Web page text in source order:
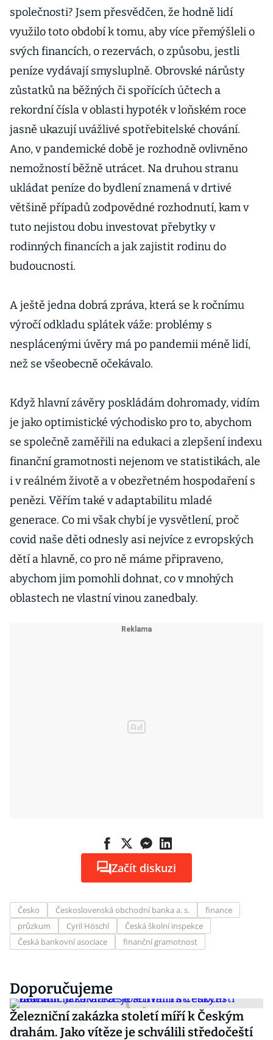
společnosti? Jsem přesvědčen, že hodně lidí
využilo toto období k tomu, aby více přemýšleli o
svých financích, o rezervách, o způsobu, jestli
peníze vydávají smysluplně. Obrovské nárůsty
zůstatků na běžných či spořících účtech a
rekordní čísla v oblasti hypoték v loňském roce
jasně ukazují uvážlivé spotřebitelské chování.
Ano, v pandemické době je rozhodně ovlivněno
nemožností běžně utrácet. Na druhou stranu
ukládat peníze do bydlení znamená v drtivé
většině případů zodpovědné rozhodnutí, kam v
tuto nejistou dobu investovat přebytky v
rodinných financích a jak zajistit rodinu do
budoucnosti.
A ještě jedna dobrá zpráva, která se k ročnímu
výročí odkladu splátek váže: problémy s
nesplácenými úvěry má po pandemii méně lidí,
než se všeobecně očekávalo.
Když hlavní závěry poskládám dohromady, vidím
je jako optimistické východisko pro to, abychom
se společně zaměřili na edukaci a zlepšení indexu
finanční gramotnosti nejenom ve statistikách, ale
i v reálném životě a v obezřetném hospodaření s
penězi. Věřím také v adaptabilitu mladé
generace. Co mi však chybí je vysvětlení, proč
covid naše děti odnesly asi nejvíce z evropských
dětí a hlavně, co pro ně máme připraveno,
abychom jim pomohli dohnat, co v mnohých
oblastech ne vlastní vinou zanedbaly.
Začít diskuzi
Česko Československá obchodní banka a. s.
finance
průzkum
Cyril Höschl
Česká školní inspekce
Česká bankovní asociace
finanční gramotnost
Doporučujeme
Železniční zakázka století míří k Českým
drahám. Jako vítěze je schválili středočeští